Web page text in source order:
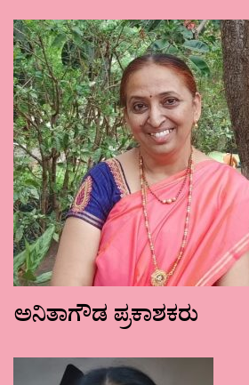
ಅನಿತಾಗೌಡ ಪ್ರಕಾಶಕರು